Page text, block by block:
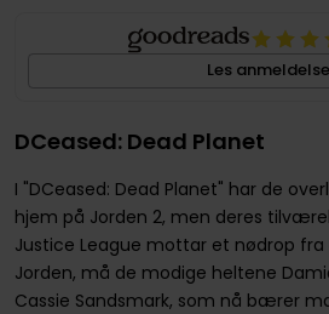
Les
DCeased: Dead Planet
I "DCeased: Dead Planet" har de
hjem på Jorden 2, men deres
Justice League mottar et nødrop fra
Jorden, må de modige heltene
Cassie Sandsmark, som nå bærer